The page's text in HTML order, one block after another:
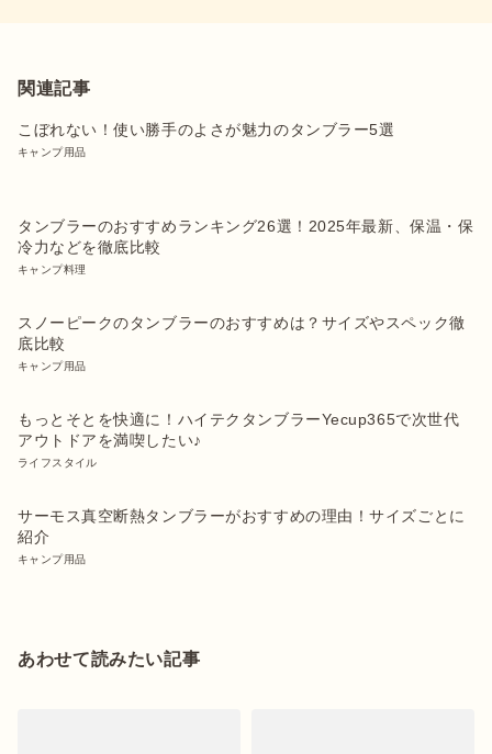
関連記事
こぼれない！使い勝手のよさが魅力のタンブラー5選
キャンプ用品
タンブラーのおすすめランキング26選！2025年最新、保温・保
冷力などを徹底比較
キャンプ料理
スノーピークのタンブラーのおすすめは？サイズやスペック徹
底比較
キャンプ用品
もっとそとを快適に！ハイテクタンブラーYecup365で次世代
アウトドアを満喫したい♪
ライフスタイル
サーモス真空断熱タンブラーがおすすめの理由！サイズごとに
紹介
キャンプ用品
あわせて読みたい記事